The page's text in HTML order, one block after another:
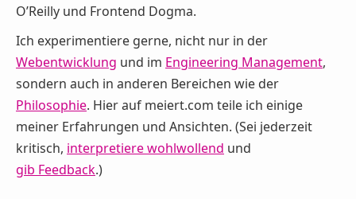
O’Reilly und Frontend Dogma.
Ich experimentiere gerne, nicht nur in der
Webentwicklung und im Engineering Management,
sondern auch in anderen Bereichen wie der
Philosophie. Hier auf meiert.com teile ich einige
meiner Erfahrungen und Ansichten. (Sei jederzeit
kritisch, interpretiere wohlwollend und
gib Feedback.)